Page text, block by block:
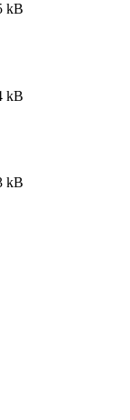
kB
kB
kB